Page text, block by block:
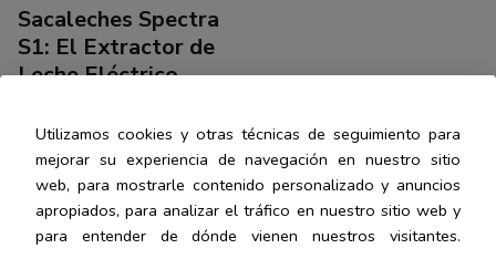
Sacaleches Spectra
S1: El Extractor de
Leche Eléctrico
la Extracción de
Leche Materna
Reseñas Reseñas
Utilizamos cookies y otras técnicas de seguimiento para
mejorar su experiencia de navegación en nuestro sitio
web, para mostrarle contenido personalizado y anuncios
apropiados, para analizar el tráfico en nuestro sitio web y
para entender de dónde vienen nuestros visitantes.